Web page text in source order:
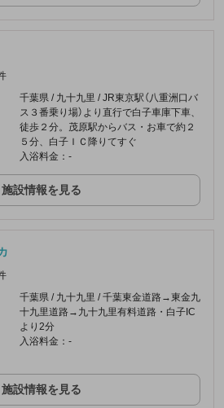
千葉県 / 九十九里 / JR東京駅（八重洲口バ
ス３番乗り場）より直行で白子車庫下車、
徒歩２分。茂原駅からバス・お車で約２
５分、白子ＩＣ降りてすぐ
入浴料金：-
施設情報を見る
千葉県 / 九十九里 / 千葉東金道路→東金九
十九里道路→九十九里有料道路・白子IC
より2分
入浴料金：-
施設情報を見る